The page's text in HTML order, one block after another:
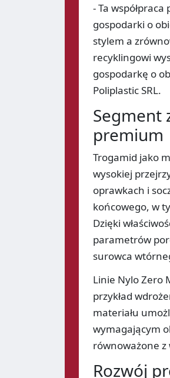
- Ta
gospodarki o
stylem a
recyklingowi
gospodarkę o
Poliplastic SRL.
Segment
premium
Trogamid jako
wysokiej
oprawkach i
końcowego, w
Dzięki
parametrów
surowca
Linie Nylo Zero
przykład
materiału
wymagającym
równoważone
Rozwój